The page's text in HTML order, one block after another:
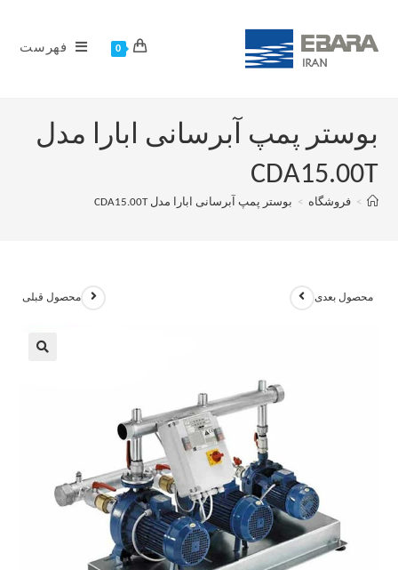
0 فهرست
بوستر پمپ آبرسانی ابارا مدل
CDA15.00T
> فروشگاه > بوستر پمپ آبرسانی ابارا مدل CDA15.00T
محصول قبلی محصول بعدی